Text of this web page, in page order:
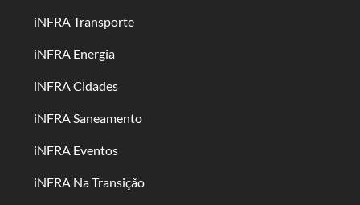
iNFRA Transporte
iNFRA Energia
iNFRA Cidades
iNFRA Saneamento
iNFRA Eventos
iNFRA Na Transição